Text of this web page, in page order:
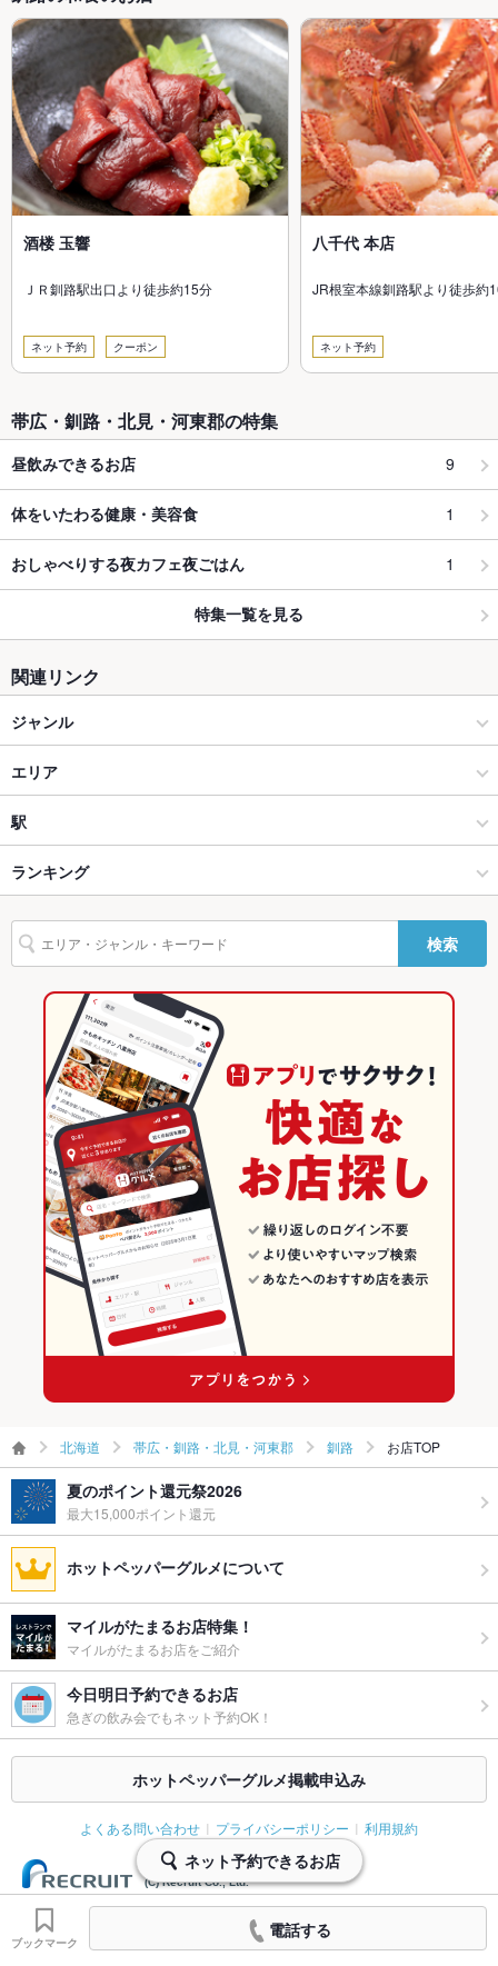
酒楼 玉響
ＪＲ釧路駅出口より徒歩約15分
ネット予約 クーポン
八千代 本店
JR根室本線釧路駅より徒歩約
ネット予約
帯広・釧路・北見・河東郡の特集
昼飲みできるお店 9
体をいたわる健康・美容食 1
おしゃべりする夜カフェ夜ごはん 1
特集一覧を見る
関連リンク
ジャンル
和食
うどん・そば
帯広・釧路・北見・河東郡 × 和食
帯広・釧路・北見・河東郡 × うどん・そば
新富士駅 × 和食
新富士駅 × うどん・そば
エリア
釧路
釧路 × 和食
釧路 × うどん・そば
北海道
北海道 × 和食
北海道 × うどん・そば
駅
新富士駅
ランキング
北海道のグルメランキング
北海道の和食ランキング
北海道のうどん・そばランキング
帯広・釧路・北見・河東郡のグルメランキング
帯広・釧路・北見・河東郡の和食ランキング
釧路のグルメランキング
釧路の和食ランキング
検索
北海道 帯広・釧路・北見・河東郡 釧路 お店TOP
夏のポイント還元祭2026
最大15,000ポイント還元
ホットペッパーグルメについて
マイルがたまるお店特集！
マイルがたまるお店をご紹介
今日明日予約できるお店
急ぎの飲み会でもネット予約OK！
ホットペッパーグルメ掲載申込み
よくある問い合わせ プライバシーポリシー 利用規約
(C) Recruit Co., Ltd.
ブックマーク
電話する
ネット予約できるお店